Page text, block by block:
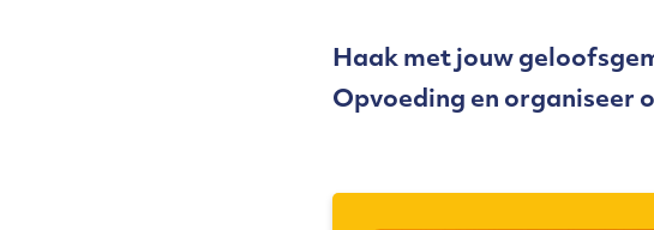
Haak met jouw
Opvoeding en organiseer